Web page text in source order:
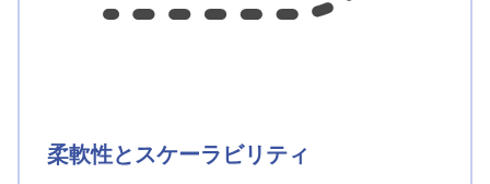
柔軟性とスケーラビリティ